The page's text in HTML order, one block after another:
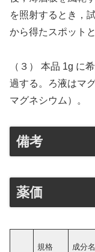
を照射するとき，
から得たスポット
（３） 本品 1g に
過する。ろ液はマ
マグネシウム）。
備考
薬価
規格 成分